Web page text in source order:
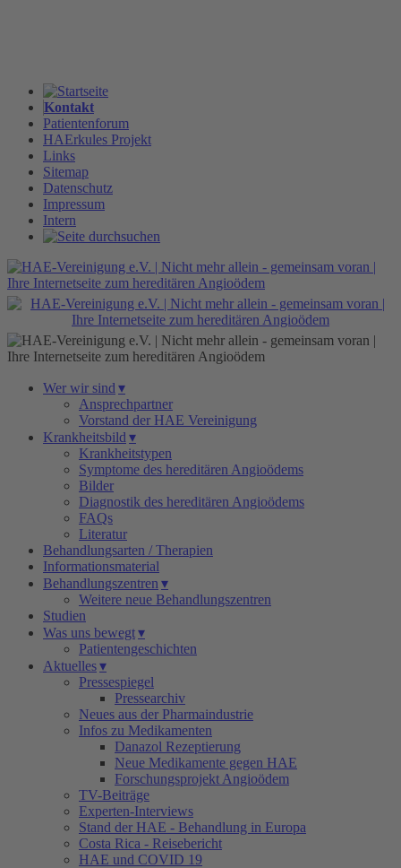
Kontakt
Patientenforum
HAErkules Projekt
Links
Sitemap
Datenschutz
Impressum
Intern
Wer wir sind ▾
Ansprechpartner
Vorstand der HAE Vereinigung
Krankheitsbild ▾
Krankheitstypen
Symptome des hereditären Angioödems
Bilder
Diagnostik des hereditären Angioödems
FAQs
Literatur
Behandlungsarten / Therapien
Informationsmaterial
Behandlungszentren ▾
Weitere neue Behandlungszentren
Studien
Was uns bewegt▾
Patientengeschichten
Aktuelles▾
Pressespiegel
Pressearchiv
Neues aus der Pharmaindustrie
Infos zu Medikamenten
Danazol Rezeptierung
Neue Medikamente gegen HAE
Forschungsprojekt Angioödem
TV-Beiträge
Experten-Interviews
Stand der HAE - Behandlung in Europa
Costa Rica - Reisebericht
HAE und COVID 19